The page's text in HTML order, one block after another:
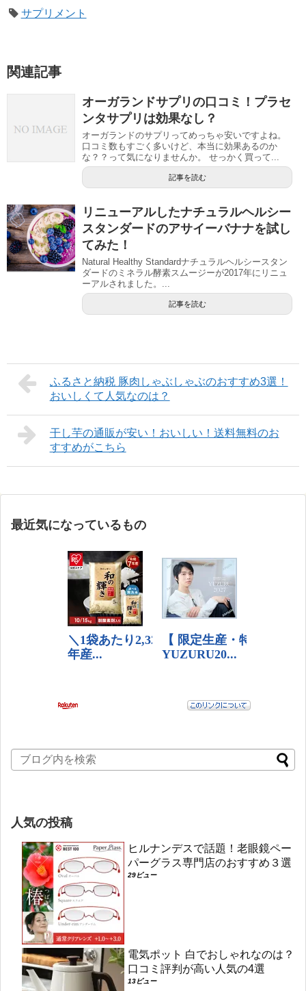
サプリメント
関連記事
オーガランドサプリの口コミ！プラセ
ンタサプリは効果なし？
オーガランドのサプリってめっちゃ安いですよね。
口コミ数もすごく多いけど、本当に効果あるのか
な？？って気になりませんか。 せっかく買って...
記事を読む
リニューアルしたナチュラルヘルシー
スタンダードのアサイーバナナを試し
てみた！
Natural Healthy Standardナチュラルヘルシースタン
ダードのミネラル酵素スムージーが2017年にリニュ
ーアルされました。...
記事を読む
ふるさと納税 豚肉しゃぶしゃぶのおすすめ3選！
おいしくて人気なのは？
干し芋の通販が安い！おいしい！送料無料のお
すすめがこちら
最近気になっているもの
人気の投稿
ヒルナンデスで話題！老眼鏡ペー
パーグラス専門店のおすすめ３選
29ビュー
電気ポット 白でおしゃれなのは？
口コミ評判が高い人気の4選
13ビュー